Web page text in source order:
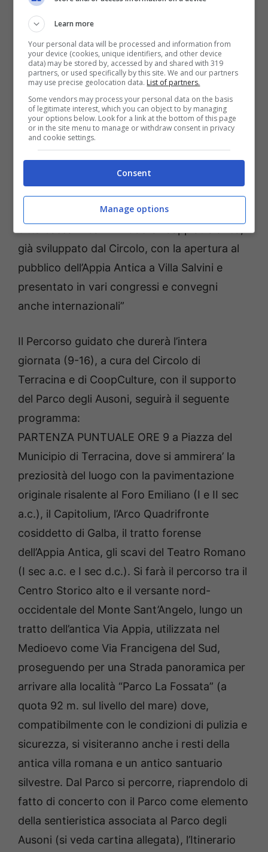
anche per favorire un turismo lento e
sostenibile. Inoltre con CoopCulture e con
l’ausilio della cartografia del Parco, stiamo
programmando delle visite guidate di tipo
naturalistico e ambientale, da integrare
nell’offerta turistico-archeologica del Tempio.
Con il Comitato Promotore Appia Day
nazionale, supportato da CoopCulture,
stiamo inoltre anche definendo un nuovo
collegare all’itinerario della Via Appia nella
città bassa #ilcamminodellaviaappiatraianea,
già sviluppato dal Circolo, con la apertura al
pubblico dell’Appia Antica a Villa Salvini e
presentato in vari congressi e convegni
anche internazionali”
Il Percorso guidato che durerà l’intera
giornata (9-16), a cura del Circolo di
Terracina e di CoopCulture, con il supporto
del Parco degli Ausoni, seguirà il seguente
programma:
PARTENZA PUNTUALE ORE 9 a Piazza del
Municipio di Terracina, dove si ammirera’ la
preziosità del luogo con la pavimentazione
originale risalente al Foro Emiliano (I e II sec
a.c.), il Capitolium, l’Arco Quadrifronte
cosiddetto di Galba, il tratto forense
dell’Appia Antica, gli scavi del Teatro Romano
(I sec a.c. e I sec d.c.). Si farà il percorso tra il
Centro Storico alto e il versante nord-
occidentale del Monte Sant’Angelo, lungo un
tratto dell’antica Via Appia, utilizzata nel
Medioevo come Via Francigena del Sud,
proseguendo per una Strada panoramica per
arrivare alla località “Parco La Fossata” (a
quota 92 m. sul livello del mare) dove,
compatibilmente con le condizioni di pulizia e
sicurezza, si visiteranno anche i resti della
antica villa romana e un antico santuario
silvestre. Dal Parco si percorre, riaprendolo di
fatto di concerto con il Parco come elemento
della sentieristica associata al Parco degli
Ausoni (si veda cartina allegata), l’Itinerario
Learn more
Your personal data will be processed and information from
your device (cookies, unique identifiers, and other device
data) may be stored by, accessed by and shared with 319
partners, or used specifically by this site. We and our partners
may use precise geolocation data. List of partners.
Some vendors may process your personal data on the basis
of legitimate interest, which you can object to by managing
your options below. Look for a link at the bottom of this page
or in the site menu to manage or withdraw consent in privacy
and cookie settings.
Consent
Manage options